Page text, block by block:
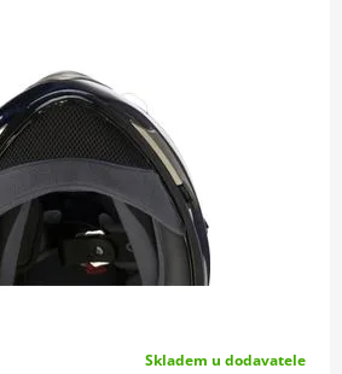
Skladem u dodavatele